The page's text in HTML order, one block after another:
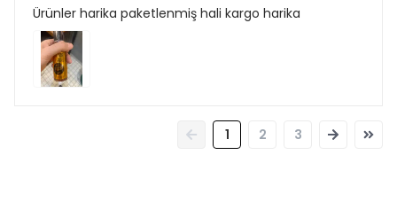
Ürünler harika paketlenmiş hali kargo harika
1 2 3